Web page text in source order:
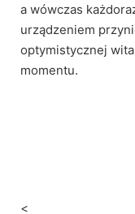
a wówczas
urządzeniem
optymistycznej
momentu.
<